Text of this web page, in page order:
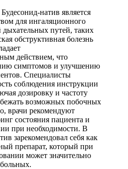
натив является
для ингаляционного
дыхательных путей, таких
обструктивная болезнь
действием, что
симптомов и улучшению
Специалисты
соблюдения инструкции
дозировку и частоту
возможных побочных
врачи рекомендуют
состояния пациента и
при необходимости. В
зарекомендовал себя как
препарат, который при
может значительно